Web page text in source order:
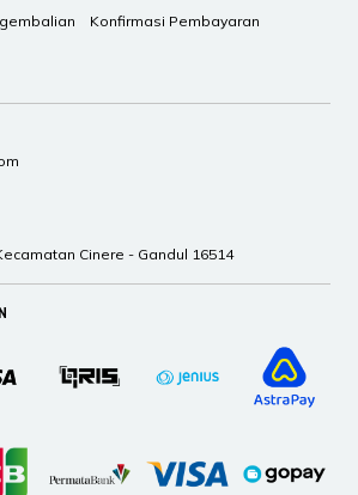
Konfirmasi Pembayaran
Cinere - Gandul 16514